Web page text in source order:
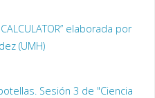
elaborada por
(UMH)
Sesión 3 de "Ciencia